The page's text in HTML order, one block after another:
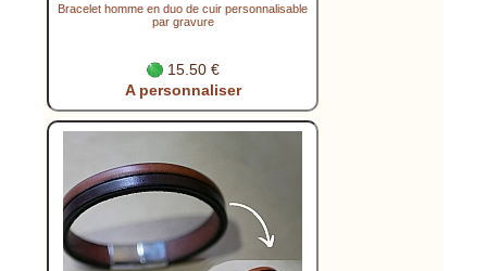
Bracelet homme en duo de cuir personnalisable
par gravure
15.50 €
A personnaliser